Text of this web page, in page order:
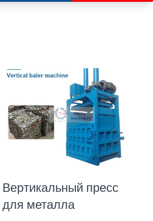
Вертикальный пресс
для металла